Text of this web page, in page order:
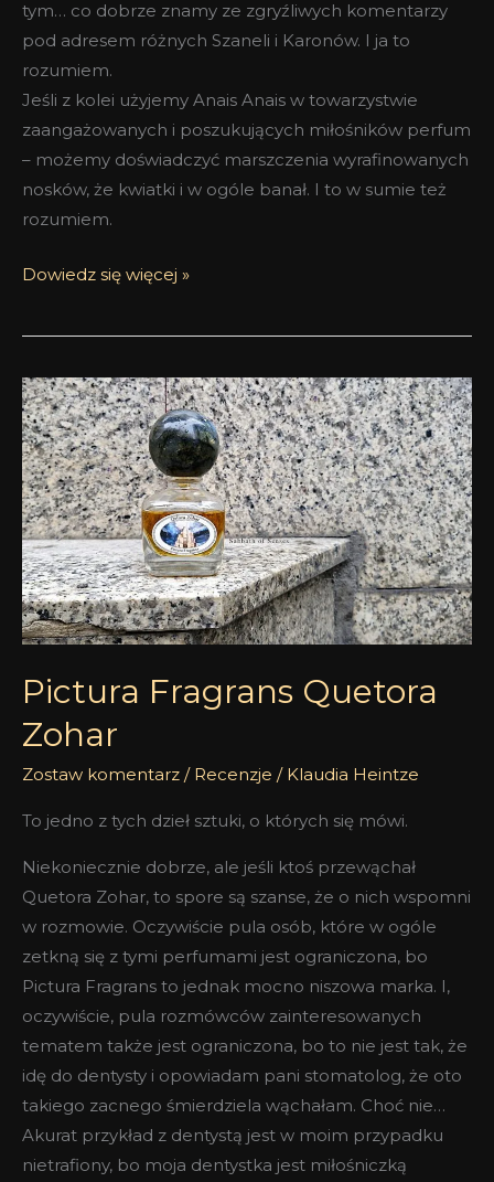
tym… co dobrze znamy ze zgryźliwych komentarzy
pod adresem różnych Szaneli i Karonów. I ja to
rozumiem.
Jeśli z kolei użyjemy Anais Anais w towarzystwie
zaangażowanych i poszukujących miłośników perfum
– możemy doświadczyć marszczenia wyrafinowanych
nosków, że kwiatki i w ogóle banał. I to w sumie też
rozumiem.
Dowiedz się więcej »
Pictura Fragrans Quetora
Zohar
Zostaw komentarz / Recenzje / Klaudia Heintze
To jedno z tych dzieł sztuki, o których się mówi.
Niekoniecznie dobrze, ale jeśli ktoś przewąchał
Quetora Zohar, to spore są szanse, że o nich wspomni
w rozmowie. Oczywiście pula osób, które w ogóle
zetkną się z tymi perfumami jest ograniczona, bo
Pictura Fragrans to jednak mocno niszowa marka. I,
oczywiście, pula rozmówców zainteresowanych
tematem także jest ograniczona, bo to nie jest tak, że
idę do dentysty i opowiadam pani stomatolog, że oto
takiego zacnego śmierdziela wąchałam. Choć nie…
Akurat przykład z dentystą jest w moim przypadku
nietrafiony, bo moja dentystka jest miłośniczką
Pictura
Fragrans
Quetora
Zohar